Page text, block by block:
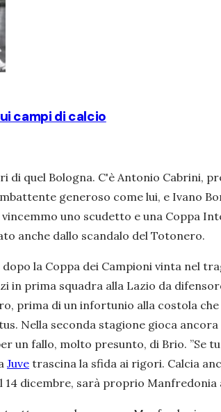
campi di calcio
quel Bologna. C'è Antonio Cabrini,
generoso come lui, e Ivano
uno scudetto e una Coppa
anche dallo scandalo del Totonero.
la Coppa dei Campioni vinta nel
prima squadra alla Lazio da
prima di un infortunio alla costola
Nella seconda stagione gioca
un fallo, molto presunto, di Brio. ”Se
Juve trascina la sfida ai rigori. Calcia
14 dicembre, sarà proprio